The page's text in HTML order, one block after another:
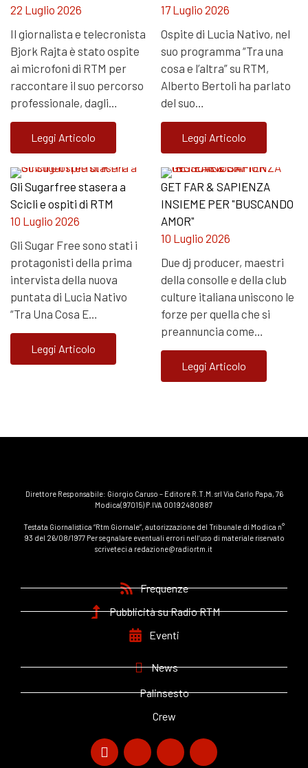
22 Luglio 2026
Il giornalista e telecronista
Bjork Rajta è stato ospite
ai microfoni di RTM per
raccontare il suo percorso
professionale, dagli…
Leggi Articolo
17 Luglio 2026
Ospite di Lucia Nativo, nel
suo programma “Tra una
cosa e l’altra” su RTM,
Alberto Bertoli ha parlato
del suo…
Leggi Articolo
Gli Sugarfree stasera a
Scicli e ospiti di RTM
10 Luglio 2026
Gli Sugar Free sono stati i
protagonisti della prima
intervista della nuova
puntata di Lucia Nativo
“Tra Una Cosa E…
Leggi Articolo
GET FAR & SAPIENZA
INSIEME PER "BUSCANDO
AMOR"
10 Luglio 2026
Due dj producer, maestri
della consolle e della club
culture italiana uniscono le
forze per quella che si
preannuncia come…
Leggi Articolo
Direttore Responsabile: Giorgio Caruso – Editore R.T.M. srl Via Carlo Papa, 76
Modica(97015) P.IVA 00192480887
Testata Giornalistica “Rtm Giornale”, autorizzazione del Tribunale di Modica n°
93 del 26/08/1977 Per segnalare eventuali errori nell’uso di materiale riservato
scriveteci a redazione@radiortm.it
Frequenze
Pubblicità su Radio RTM
Eventi
News
Palinsesto
Crew